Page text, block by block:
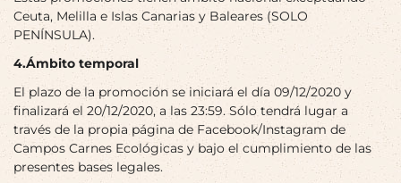
Ceuta, Melilla e Islas Canarias y Baleares (SOLO
PENÍNSULA).
4.Ámbito temporal
El plazo de la promoción se iniciará el día 09/12/2020 y
finalizará el 20/12/2020, a las 23:59. Sólo tendrá lugar a
través de la propia página de Facebook/Instagram de
Campos Carnes Ecológicas y bajo el cumplimiento de las
presentes bases legales.